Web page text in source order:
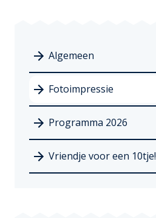
Algemeen
Fotoimpressie
Programma 2026
Vriendje voor een 10tje!